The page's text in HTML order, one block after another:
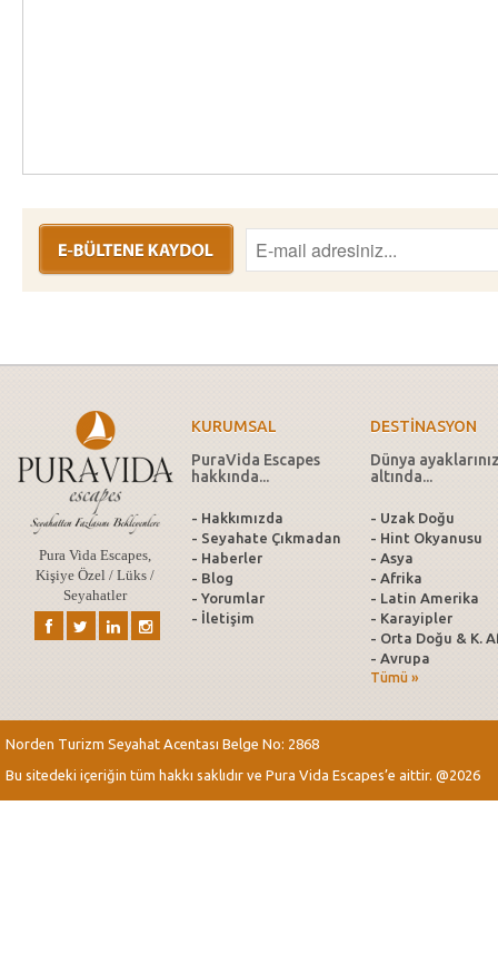
Pura Vida Escapes,
Kişiye Özel / Lüks /
Seyahatler
KURUMSAL
PuraVida Escapes
hakkında...
- Hakkımızda
- Seyahate Çıkmadan
- Haberler
- Blog
- Yorumlar
- İletişim
DESTİNASYON
Dünya
altında...
- Uzak Doğu
- Hint Okyanusu
- Asya
- Afrika
- Latin Amerika
- Karayipler
- Orta Doğu & K.
- Avrupa
Tümü »
Norden Turizm Seyahat Acentası Belge No: 2868
Bu sitedeki içeriğin tüm hakkı saklıdır ve Pura Vida Escapes’e aittir. @2026